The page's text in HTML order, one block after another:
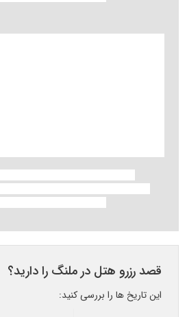
قصد رزرو هتل در ملنگ را دارید؟
این تاریخ ها را بررسی کنید: